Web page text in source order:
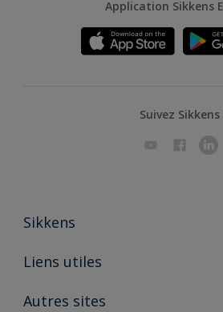
Application Sikkens
Suivez Sikkens
Sikkens
A propos de Sikkens
Liens utiles
Ouvrir un magasin PASS
Autres sites